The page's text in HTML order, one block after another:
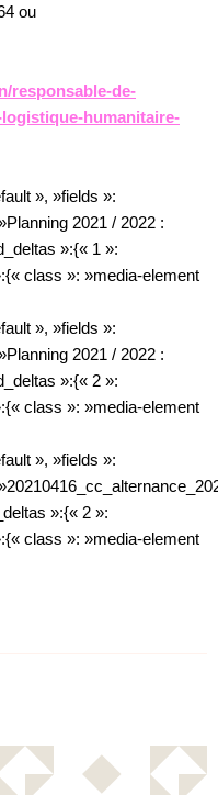
ou
responsable-de-
humanitaire-
», »fields »:
2021 / 2022 :
»:{« 1 »:
class »: »media-element
», »fields »:
2021 / 2022 :
»:{« 2 »:
class »: »media-element
», »fields »:
»:{« 2 »:
class »: »media-element